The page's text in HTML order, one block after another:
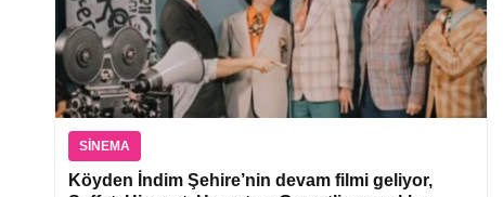
SINEMA
Köyden İndim Şehire’nin devam filmi geliyor,